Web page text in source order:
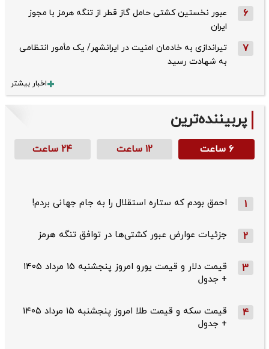
6
عبور نخستین کشتی حامل گاز قطر از تنگه هرمز با مجوز
ایران
7
تیراندازی به خادمان امنیت در ایرانشهر/ یک مأمور انتظامی
به شهادت رسید
اخبار بیشتر
پربیننده‌ترین
۶ ساعت ۱۲ ساعت ۲۴ ساعت
1 احمق بودم که ستاره استقلال را به جام جهانی بردم!
2 جزئیات عوارض عبور کشتی‌ها در توافق تنگه هرمز
3
قیمت دلار و قیمت یورو امروز پنجشنبه ۱۵ مرداد ۱۴۰۵
+ جدول
4
قیمت سکه و قیمت طلا امروز پنجشنبه ۱۵ مرداد ۱۴۰۵
+ جدول